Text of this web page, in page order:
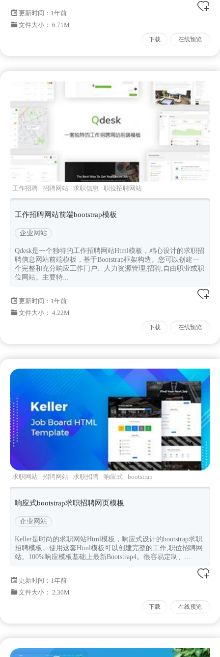
更新时间： 1年前
文件大小： 6.71M
下载 在线预览
工作招聘 招聘网站 求职信息
职位招聘网站
Qdesk
工作招聘网站前端bootstrap模板
企业网站
Qdesk是一个独特的工作招聘网站Html模板，精心设计的求职招
聘信息网站前端模板，基于Bootstrap框架构造。您可以创建一
个完整和充分响应工作门户、人力资源管理,招聘,自由职业或职
位网站。主要特...
更新时间： 1年前
文件大小： 4.22M
下载 在线预览
求职网站 招聘网站 求职招聘 响应式 bootstrap
响应式bootstrap求职招聘网页模板
企业网站
Keller是时尚的求职网站Html模板，响应式设计的bootstrap求职
招聘模板。使用这套Html模板可以创建完整的工作,职位招聘网
站。100%响应模板基础上最新Bootstrap4。很容易定制、...
更新时间： 1年前
文件大小： 2.30M
下载 在线预览